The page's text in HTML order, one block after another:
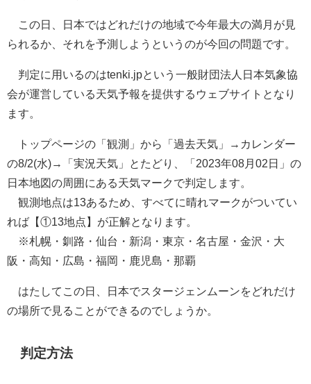
この日、日本ではどれだけの地域で今年最大の満月が見
られるか、それを予測しようというのが今回の問題です。
判定に用いるのはtenki.jpという一般財団法人日本気象協
会が運営している天気予報を提供するウェブサイトとなり
ます。
トップページの「観測」から「過去天気」→カレンダー
の8/2(水)→「実況天気」とたどり、「2023年08月02日」の
日本地図の周囲にある天気マークで判定します。
観測地点は13あるため、すべてに晴れマークがついてい
れば【①13地点】が正解となります。
※札幌・釧路・仙台・新潟・東京・名古屋・金沢・大
阪・高知・広島・福岡・鹿児島・那覇
はたしてこの日、日本でスタージェンムーンをどれだけ
の場所で見ることができるのでしょうか。
判定方法